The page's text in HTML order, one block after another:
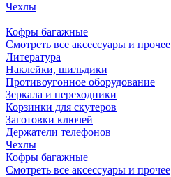
Чехлы
Кофры багажные
Смотреть все аксессуары и прочее
Литература
Наклейки, шильдики
Противоугонное оборудование
Зеркала и переходники
Корзинки для скутеров
Заготовки ключей
Держатели телефонов
Чехлы
Кофры багажные
Смотреть все аксессуары и прочее